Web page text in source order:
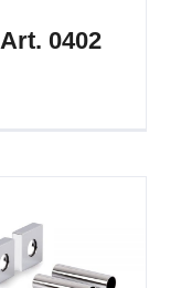
Art. 0402